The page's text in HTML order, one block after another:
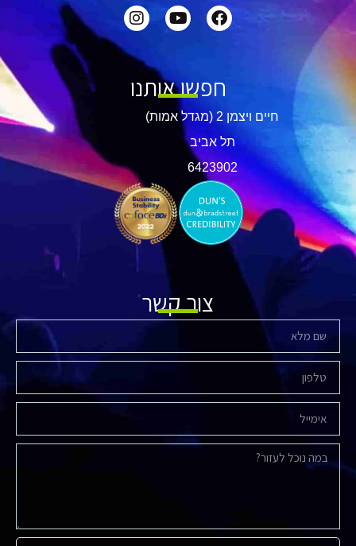
חפשו אותנו
חיים ויצמן 2 (מגדל אמות)
תל אביב
​6423902
צור קשר